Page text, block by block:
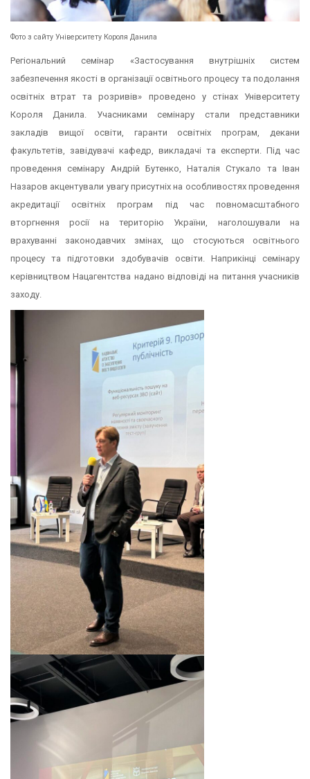
Фото з сайту Університету Короля Данила
Регіональний семінар «Застосування внутрішніх систем
забезпечення якості в організації освітнього процесу та подолання
освітніх втрат та розривів» проведено у стінах Університету
Короля Данила. Учасниками семінару стали представники
закладів вищої освіти, гаранти освітніх програм, декани
факультетів, завідувачі кафедр, викладачі та експерти. Під час
проведення семінару Андрій Бутенко, Наталія Стукало та Іван
Назаров акцентували увагу присутніх на особливостях проведення
акредитації освітніх програм під час повномасштабного
вторгнення росії на територію України, наголошували на
врахуванні законодавчих змінах, що стосуються освітнього
процесу та підготовки здобувачів освіти. Наприкінці семінару
керівництвом Нацагентства надано відповіді на питання учасників
заходу.